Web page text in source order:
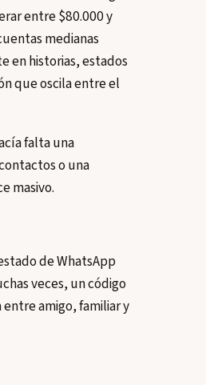
entre $80.000 y
medianas
en historias, estados
que oscila entre el
falta una
o una
masivo.
de WhatsApp
veces, un código
amigo, familiar y